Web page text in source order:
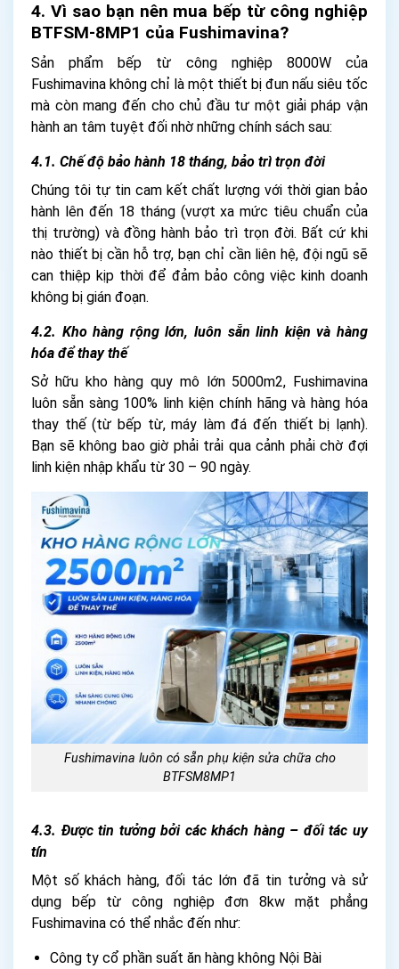
4. Vì sao bạn nên mua bếp từ công nghiệp
BTFSM-8MP1 của Fushimavina?
Sản phẩm bếp từ công nghiệp 8000W của
Fushimavina không chỉ là một thiết bị đun nấu siêu tốc
mà còn mang đến cho chủ đầu tư một giải pháp vận
hành an tâm tuyệt đối nhờ những chính sách sau:
4.1. Chế độ bảo hành 18 tháng, bảo trì trọn đời
Chúng tôi tự tin cam kết chất lượng với thời gian bảo
hành lên đến 18 tháng (vượt xa mức tiêu chuẩn của
thị trường) và đồng hành bảo trì trọn đời. Bất cứ khi
nào thiết bị cần hỗ trợ, bạn chỉ cần liên hệ, đội ngũ sẽ
can thiệp kịp thời để đảm bảo công việc kinh doanh
không bị gián đoạn.
4.2. Kho hàng rộng lớn, luôn sẵn linh kiện và hàng
hóa để thay thế
Sở hữu kho hàng quy mô lớn 5000m2, Fushimavina
luôn sẵn sàng 100% linh kiện chính hãng và hàng hóa
thay thế (từ bếp từ, máy làm đá đến thiết bị lạnh).
Bạn sẽ không bao giờ phải trải qua cảnh phải chờ đợi
linh kiện nhập khẩu từ 30 – 90 ngày.
Fushimavina luôn có sẵn phụ kiện sửa chữa cho
BTFSM8MP1
4.3. Được tin tưởng bởi các khách hàng – đối tác uy
tín
Một số khách hàng, đối tác lớn đã tin tưởng và sử
dụng bếp từ công nghiệp đơn 8kw mặt phẳng
Fushimavina có thể nhắc đến như:
Công ty cổ phần suất ăn hàng không Nội Bài